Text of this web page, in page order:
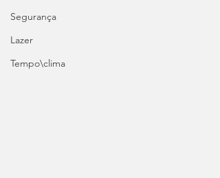
Segurança
Lazer
Tempo\clima